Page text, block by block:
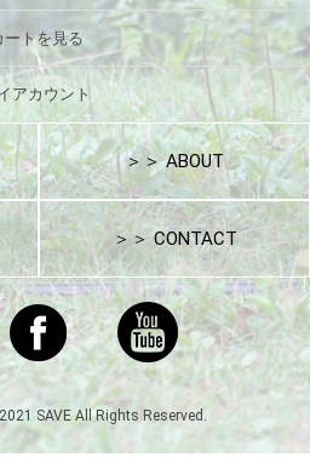
ートを見る
アカウント
＞＞ ABOUT
＞＞ CONTACT
SAVE All Rights Reserved.